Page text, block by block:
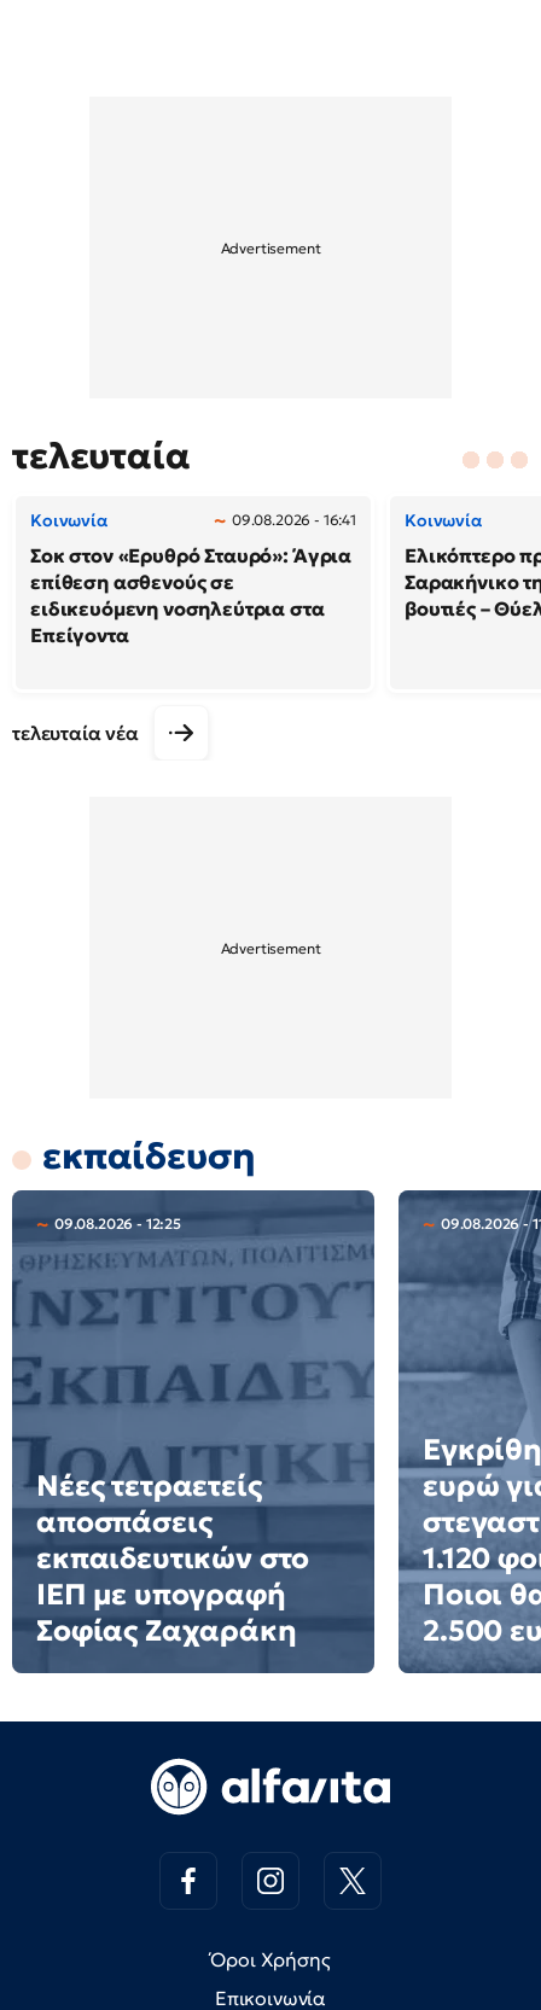
τελευταία
Κοινωνία 09.08.2026 - 16:41
Σοκ στον «Ερυθρό Σταυρό»: Άγρια
επίθεση ασθενούς σε
ειδικευόμενη νοσηλεύτρια στα
Επείγοντα
Κοινωνία
Ελικόπτερο
Σαρακήνικο
βουτιές –
τελευταία νέα
εκπαίδευση
09.08.2026 - 12:25
Νέες τετραετείς
αποσπάσεις
εκπαιδευτικών στο
ΙΕΠ με υπογραφή
Σοφίας Ζαχαράκη
09.08.2026 -
ευρώ
1.120
Ποιοι
2.500
Όροι Χρήσης
Επικοινωνία